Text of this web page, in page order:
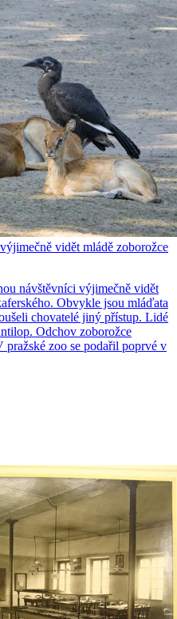
vidět mládě zoborožce
návštěvníci výjimečně vidět
Obvykle jsou mláďata
chovatelé jiný přístup. Lidé
Odchov zoborožce
pražské zoo se podařil poprvé v